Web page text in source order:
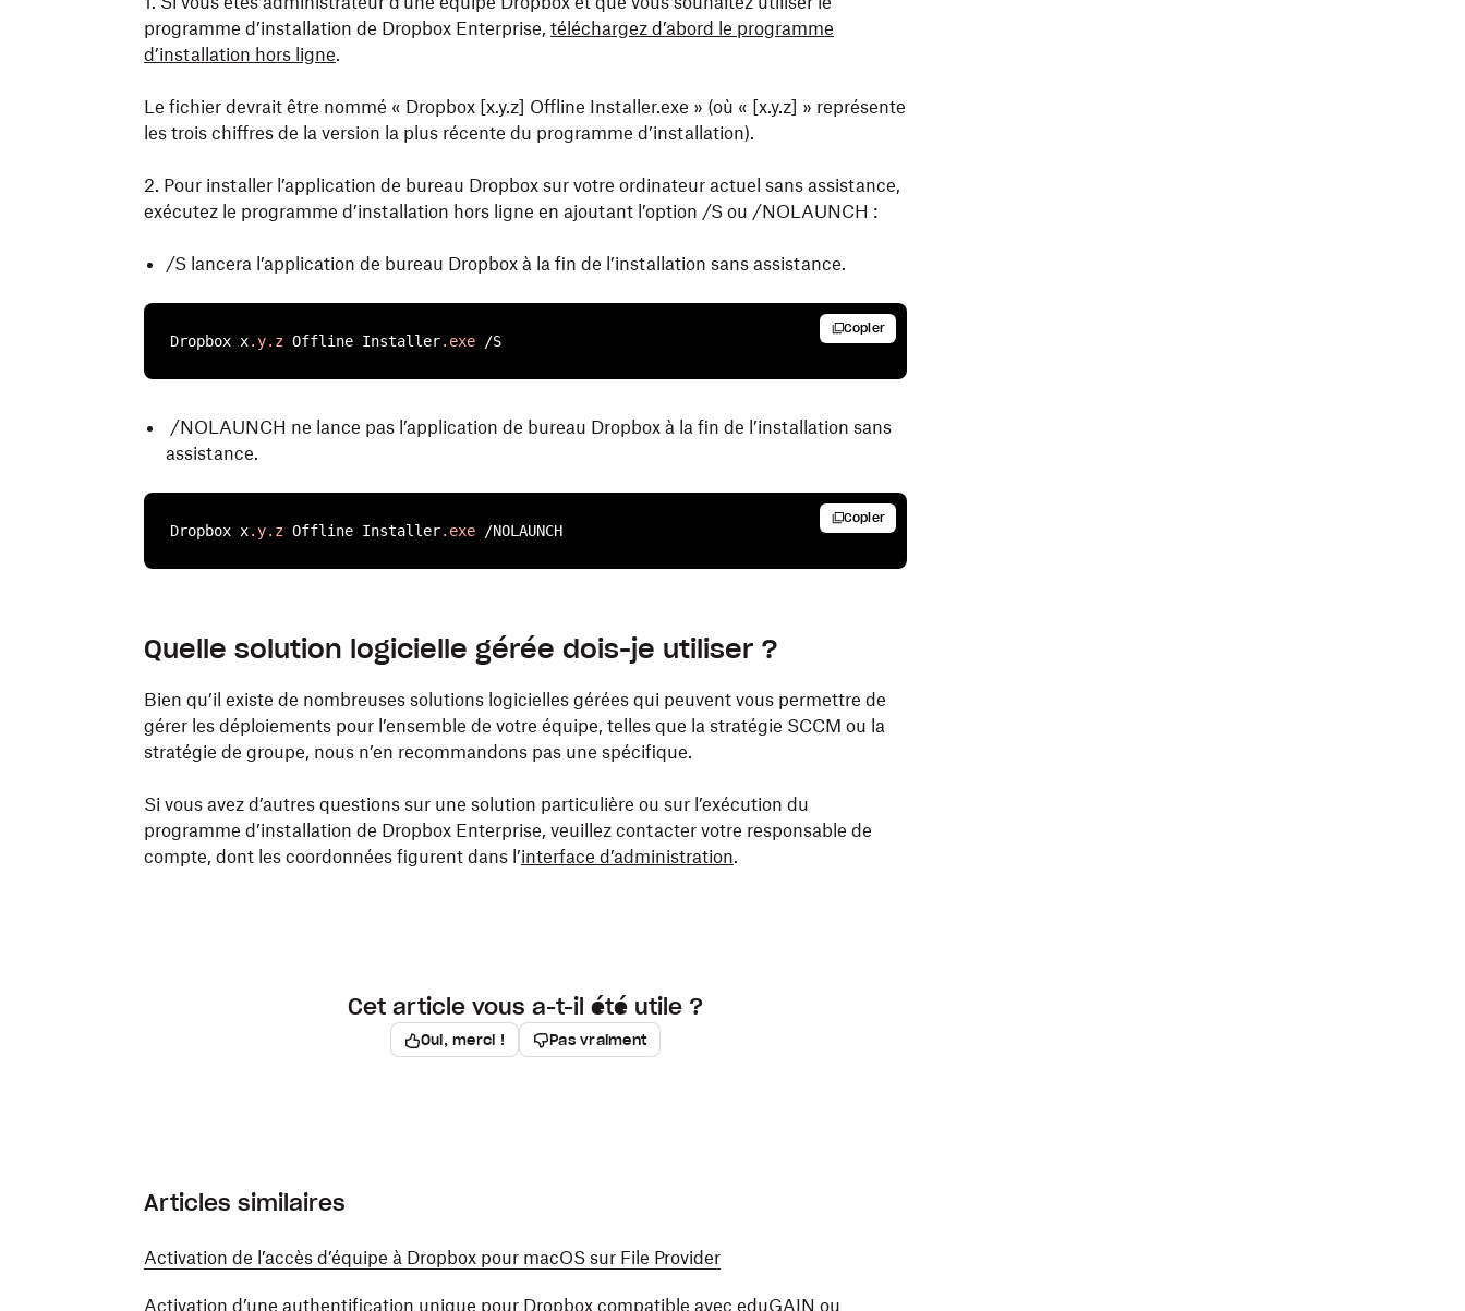
programme d’installation de Dropbox Enterprise, téléchargez d’abord le programme
d’installation hors ligne.
Le fichier devrait être nommé « Dropbox [x.y.z] Offline Installer.exe » (où « [x.y.z] » représente
les trois chiffres de la version la plus récente du programme d’installation).
2. Pour installer l’application de bureau Dropbox sur votre ordinateur actuel sans assistance,
exécutez le programme d’installation hors ligne en ajoutant l’option /S ou /NOLAUNCH :
/S lancera l’application de bureau Dropbox à la fin de l’installation sans assistance.
Copier
Dropbox x.y.z Offline Installer.exe /S
/NOLAUNCH ne lance pas l’application de bureau Dropbox à la fin de l’installation sans
assistance.
Copier
Dropbox x.y.z Offline Installer.exe /NOLAUNCH
architectures de système Windows.
Pour procéder à l’installation :
1. Téléchargez le fichier MSI correspondant à votre architecture Windows :
Dropbox MSI pour les systèmes 32 bits
Dropbox MSI pour les systèmes 64 bits
2. Pour installer l’application de bureau Dropbox sur votre ordinateur actuel, exécutez le
msiexec /i "Dropbox [x.y.z] Enterprise Installer.msi" /qn
Dropbox Enterprise sur macOS qui permet aux administrateurs d’installer Dropbox sans
assistance sur les appareils gérés.
Pour procéder à l’installation :
Dropbox PKG pour lesMacsIntel (x86_64)
Dropbox PKG pour lesMacs AppleSilicon (arm64)
nouveaux utilisateurs de se connecter à leurs comptes Dropbox et de configurer
manuellement leurs préférences.
Quelle solution logicielle gérée dois-je utiliser ?
Bien qu’il existe de nombreuses solutions logicielles gérées qui peuvent vous permettre de
gérer les déploiements pour l’ensemble de votre équipe, telles que la stratégie SCCM ou la
stratégie de groupe, nous n’en recommandons pas une spécifique.
Si vous avez d’autres questions sur une solution particulière ou sur l’exécution du
programme d’installation de Dropbox Enterprise, veuillez contacter votre responsable de
compte, dont les coordonnées figurent dans l’interface d’administration.
Cet article vous a-t-il été utile ?
Oui, merci ! Pas vraiment
Articles similaires
Activation de l’accès d’équipe à Dropbox pour macOS sur File Provider
Activation d’une authentification unique pour Dropbox compatible avec eduGAIN ou